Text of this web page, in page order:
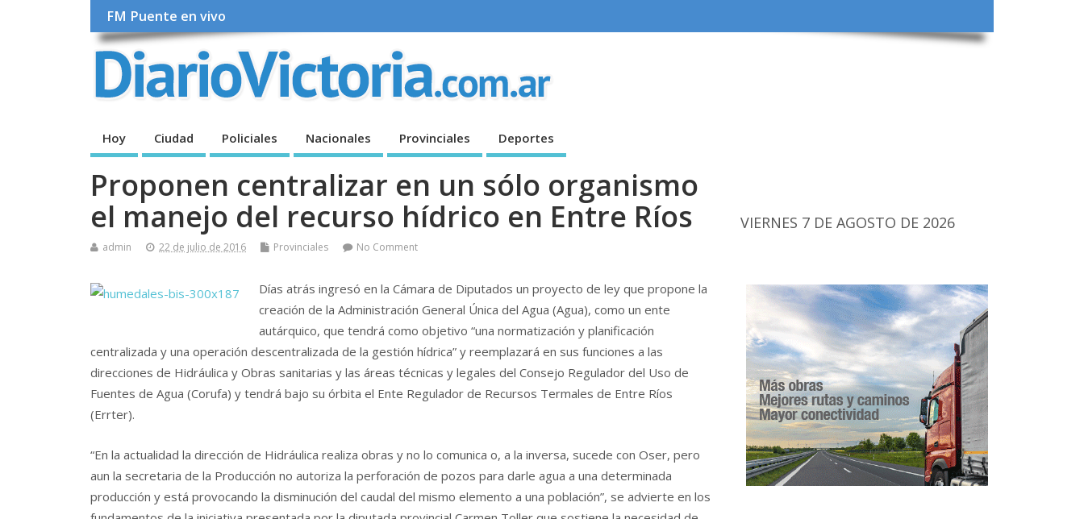
FM Puente en vivo
Hoy Ciudad Policiales Nacionales Provinciales Deportes
Proponen centralizar en un sólo organismo
el manejo del recurso hídrico en Entre Ríos
admin 22 de julio de 2016 Provinciales No Comment
Días atrás ingresó en la Cámara de Diputados un proyecto de ley que propone la
creación de la Administración General Única del Agua (Agua), como un ente
autárquico, que tendrá como objetivo “una normatización y planificación
centralizada y una operación descentralizada de la gestión hídrica” y reemplazará en sus funciones a las
direcciones de Hidráulica y Obras sanitarias y las áreas técnicas y legales del Consejo Regulador del Uso de
Fuentes de Agua (Corufa) y tendrá bajo su órbita el Ente Regulador de Recursos Termales de Entre Ríos
(Errter).
“En la actualidad la dirección de Hidráulica realiza obras y no lo comunica o, a la inversa, sucede con Oser, pero
aun la secretaria de la Producción no autoriza la perforación de pozos para darle agua a una determinada
producción y está provocando la disminución del caudal del mismo elemento a una población”, se advierte en los
VIERNES 7 DE AGOSTO DE 2026